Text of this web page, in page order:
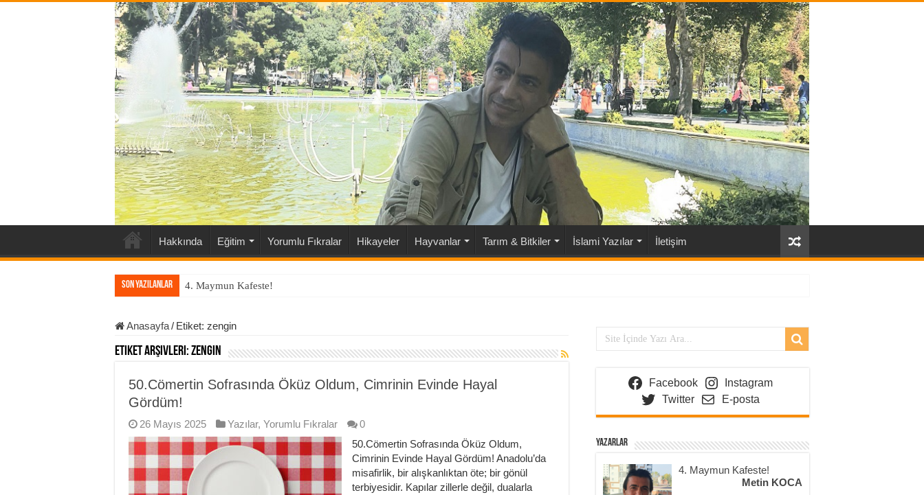
Hakkında Eğitim Yorumlu Fıkralar Hikayeler Hayvanlar Tarım & Bitkiler İslami Yazılar İletişim
Son Yazılanlar 4. Maymun Kafeste!
Anasayfa/ Etiket: zengin
Etiket Arşivleri: zengin
50.Cömertin Sofrasında Öküz Oldum, Cimrinin Evinde Hayal
Gördüm!
26 Mayıs 2025 Yazılar, Yorumlu Fıkralar
0
50.Cömertin Sofrasında Öküz Oldum,
Cimrinin Evinde Hayal Gördüm! Anadolu’da
misafirlik, bir alışkanlıktan öte; bir gönül
terbiyesidir. Kapılar zillerle değil, dualarla
Facebook
Instagram
Twitter
E-posta
Yazarlar
4. Maymun Kafeste!
Metin KOCA